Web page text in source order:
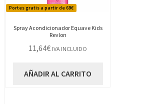
Portes gratis a partir de 69€
Spray Acondicionador Equave Kids
Revlon
11,64€ IVA INCLUIDO
AÑADIR AL CARRITO